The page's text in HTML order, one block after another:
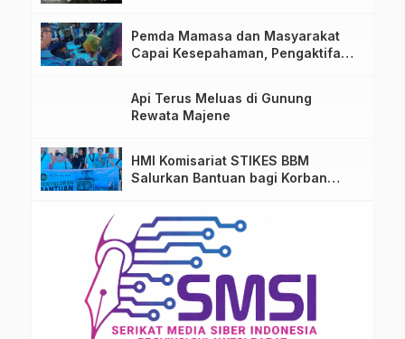
Pemda Mamasa dan Masyarakat
Capai Kesepahaman, Pengaktifan
Api Terus Meluas di Gunung
Rewata Majene
HMI Komisariat STIKES BBM
Salurkan Bantuan bagi Korban